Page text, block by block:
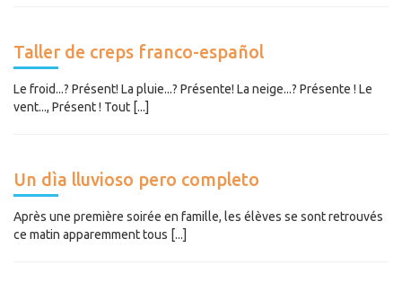
Taller de creps franco-español
Le froid...? Présent! La pluie...? Présente! La neige...? Présente ! Le
vent..., Présent ! Tout [...]
Un dìa lluvioso pero completo
Après une première soirée en famille, les élèves se sont retrouvés
ce matin apparemment tous [...]